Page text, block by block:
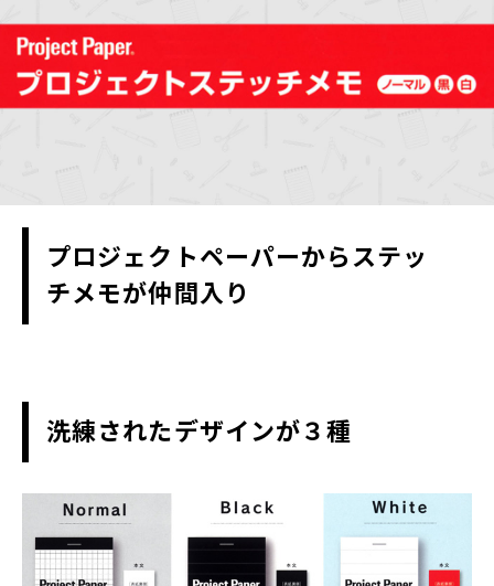
プロジェクトペーパーからステッ
チメモが仲間入り
洗練されたデザインが３種